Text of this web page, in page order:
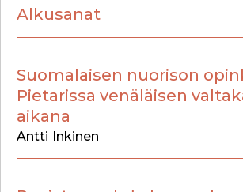
Alkusanat
Suomalaisen nuorison
Pietarissa venäläisen
aikana
Antti Inkinen